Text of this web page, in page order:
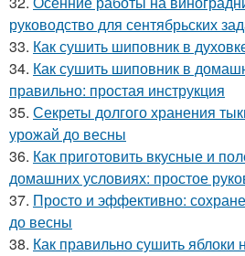
руководство для сентябрьских
33. Как сушить шиповник в
34. Как сушить шиповник в
правильно: простая инструкция
35. Секреты долгого хранения
урожай до весны
36. Как приготовить вкусные и
домашних условиях: простое
37. Просто и эффективно:
до весны
38. Как правильно сушить